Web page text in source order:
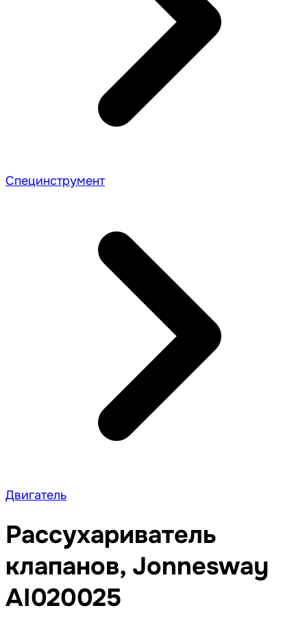
Специнструмент
Двигатель
Рассухариватель
клапанов, Jonnesway
AI020025